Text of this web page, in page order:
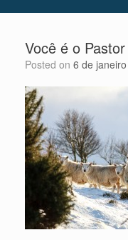
Você é o
Posted on 6 de